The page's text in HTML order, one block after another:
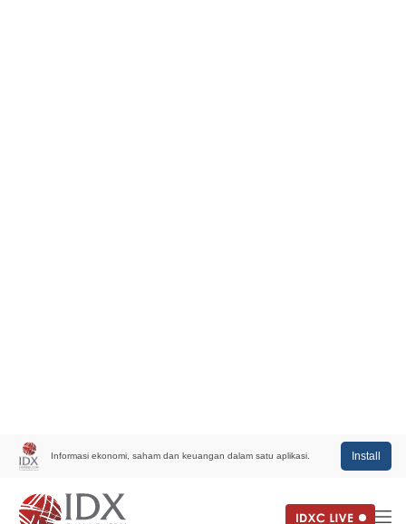
Informasi ekonomi, saham dan keuangan dalam satu aplikasi. Install